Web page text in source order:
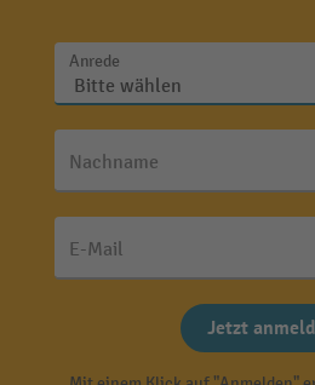
Anrede
Nachname
E-Mail
Jetzt